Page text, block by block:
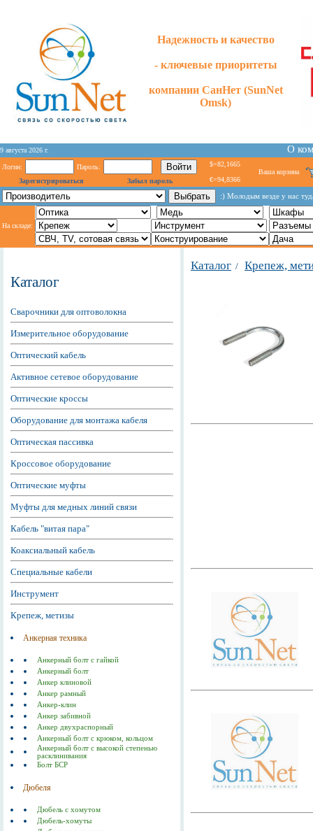
Надежность и качество
- ключевые приоритеты
компании СанНет (SunNet
Omsk)
9 августа 2026 г. О
Логин:
Пароль:
Зарегистрироваться
Забыл пароль
$=82,1665
€=94,8366
Ваша корзина
:) Молодым везде у нас
На складе:
Каталог
Сварочники для оптоволокна
Измерительное оборудование
Оптический кабель
Активное сетевое оборудование
Оптические кроссы
Оборудование для монтажа кабеля
Оптическая пассивка
Кроссовое оборудование
Оптические муфты
Муфты для медных линий связи
Кабель "витая пара"
Коаксиальный кабель
Специальные кабели
Инструмент
Крепеж, метизы
Анкерная техника
Анкерный болт с гайкой
Анкерный болт
Анкер клиновой
Анкер рамный
Анкер-клин
Анкер забивной
Анкер двухраспорный
Анкерный болт с крюком, кольцом
Анкерный болт с высокой степенью
расклинивания
Болт БСР
Дюбеля
Дюбель с хомутом
Дюбель-хомуты
Каталог / Крепеж,